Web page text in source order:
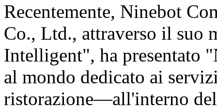
Recentemente, Ninebot
Co., Ltd., attraverso il suo
Intelligent", ha
al mondo dedicato ai
ristorazione—all'interno